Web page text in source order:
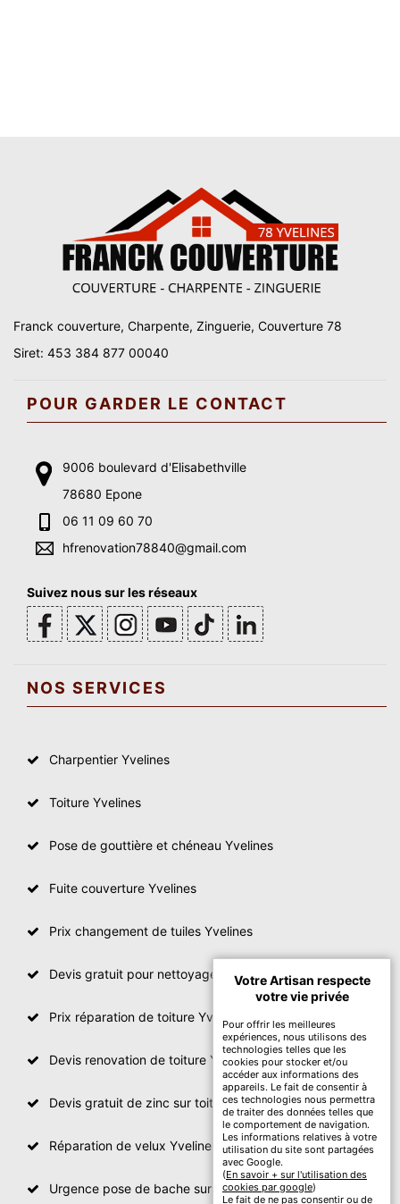
Franck couverture, Charpente, Zinguerie, Couverture 78
Siret: 453 384 877 00040
POUR GARDER LE CONTACT
9006 boulevard d'Elisabethville
78680 Epone
06 11 09 60 70
hfrenovation78840@gmail.com
Suivez nous sur les réseaux
NOS SERVICES
Charpentier Yvelines
Toiture Yvelines
Pose de gouttière et chéneau Yvelines
Fuite couverture Yvelines
Prix changement de tuiles Yvelines
Devis gratuit pour nettoyage toiture Yvelines
Prix réparation de toiture Yvelines
Devis renovation de toiture Yvelines
Devis gratuit de zinc sur toiture
Réparation de velux Yvelines
Urgence pose de bache sur toiture Yvelines
Votre Artisan respecte
votre vie privée
Pour offrir les meilleures
expériences, nous utilisons des
technologies telles que les
cookies pour stocker et/ou
accéder aux informations des
appareils. Le fait de consentir à
ces technologies nous permettra
de traiter des données telles que
le comportement de navigation.
Les informations relatives à votre
utilisation du site sont partagées
avec Google.
(En savoir + sur l'utilisation des
cookies par google)
Le fait de ne pas consentir ou de